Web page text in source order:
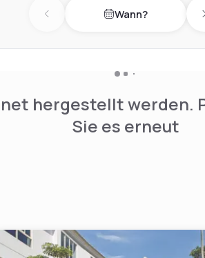
Previous day Wann?
hergestellt werden.
Sie es erneut